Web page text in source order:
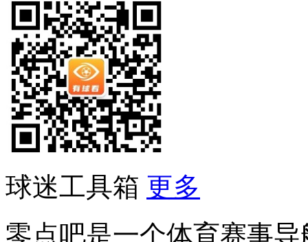
球迷工具箱 更多
零点吧是一个体育赛事